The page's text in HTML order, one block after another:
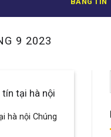
9 2023
tại hà nội
hà nội Chúng